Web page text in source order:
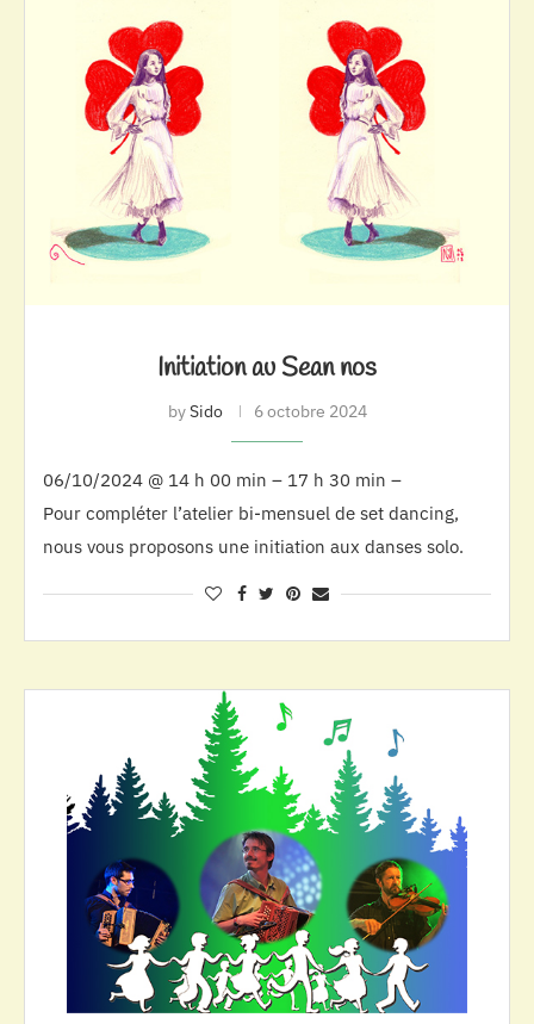
Initiation au Sean nos
bySido 6 octobre 2024
06/10/2024 @ 14 h 00 min – 17 h 30 min –
Pour compléter l’atelier bi-mensuel de set dancing,
nous vous proposons une initiation aux danses solo.